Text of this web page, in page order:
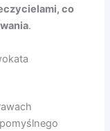
co
.